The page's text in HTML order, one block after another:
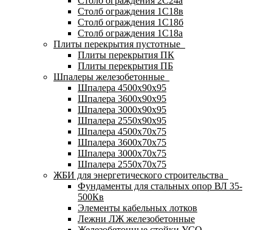
Столб ограждения 1С18в
Столб ограждения 1С18б
Столб ограждения 1С18а
Плиты перекрытия пустотные
Плиты перекрытия ПК
Плиты перекрытия ПБ
Шпалеры железобетонные
Шпалера 4500х90х95
Шпалера 3600х90х95
Шпалера 3000х90х95
Шпалера 2550х90х95
Шпалера 4500х70х75
Шпалера 3600х70х75
Шпалера 3000х70х75
Шпалера 2550х70х75
ЖБИ для энергетического строительства
Фундаменты для стальных опор ВЛ 35-
500Кв
Элементы кабельных лотков
Лежни ЛЖ железобетонные